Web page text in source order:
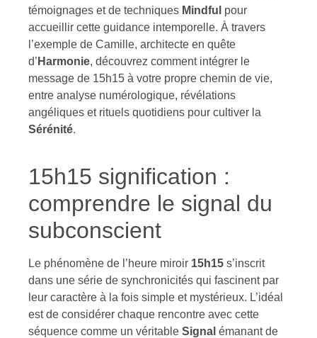
témoignages et de techniques Mindful pour
accueillir cette guidance intemporelle. À travers
l’exemple de Camille, architecte en quête
d’ Harmonie, découvrez comment intégrer le
message de 15h15 à votre propre chemin de vie,
entre analyse numérologique, révélations
angéliques et rituels quotidiens pour cultiver la
Sérénité.
15h15 signification :
comprendre le signal du
subconscient
Le phénomène de l’heure miroir 15h15 s’inscrit
dans une série de synchronicités qui fascinent par
leur caractère à la fois simple et mystérieux. L’idéal
est de considérer chaque rencontre avec cette
séquence comme un véritable Signal émanant de